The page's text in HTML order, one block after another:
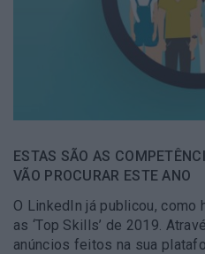
ESTAS SÃO AS
VÃO PROCURAR ESTE ANO
O LinkedIn já publicou, como
as ‘Top Skills’ de 2019.
anúncios feitos na sua